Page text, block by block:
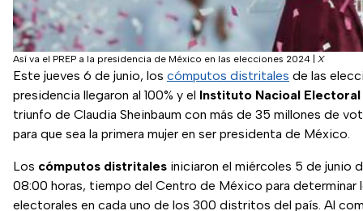
Así va el PREP a la presidencia de México en las elecciones 2024 X
Este jueves 6 de junio, los cómputos distritales de las
presidencia llegaron al 100% y el Instituto Nacioal Electoral
triunfo de Claudia Sheinbaum con más de 35 millones de
para que sea la primera mujer en ser presidenta de México.
Los cómputos distritales iniciaron el miércoles 5 de junio
08:00 horas, tiempo del Centro de México para determinar
electorales en cada uno de los 300 distritos del país. Al